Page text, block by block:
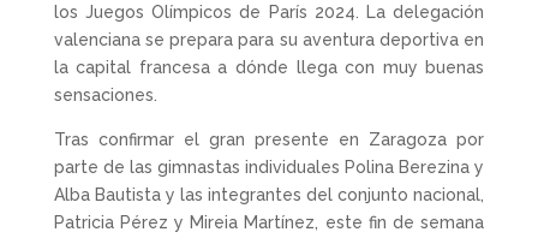
los Juegos Olímpicos de París 2024. La delegación
valenciana se prepara para su aventura deportiva en
la capital francesa a dónde llega con muy buenas
sensaciones.
Tras confirmar el gran presente en Zaragoza por
parte de las gimnastas individuales Polina Berezina y
Alba Bautista y las integrantes del conjunto nacional,
Patricia Pérez y Mireia Martínez, este fin de semana